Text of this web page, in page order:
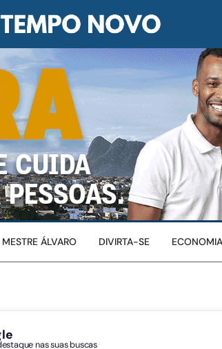
MESTRE ÁLVARO DIVIRTA-SE ECONOMIA
nas suas buscas